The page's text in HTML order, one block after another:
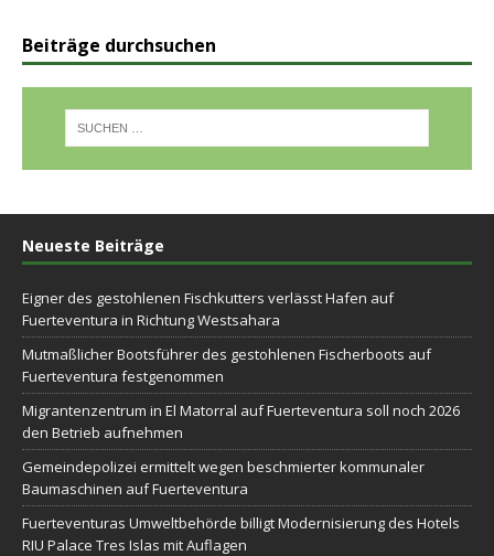
Beiträge durchsuchen
Neueste Beiträge
Eigner des gestohlenen Fischkutters verlässt Hafen auf
Fuerteventura in Richtung Westsahara
Mutmaßlicher Bootsführer des gestohlenen Fischerboots auf
Fuerteventura festgenommen
Migrantenzentrum in El Matorral auf Fuerteventura soll noch 2026
den Betrieb aufnehmen
Gemeindepolizei ermittelt wegen beschmierter kommunaler
Baumaschinen auf Fuerteventura
Fuerteventuras Umweltbehörde billigt Modernisierung des Hotels
RIU Palace Tres Islas mit Auflagen